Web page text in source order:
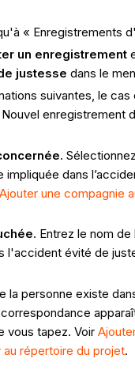
« Enregistrements
un enregistrement
justesse dans le
suivantes, le cas
Nouvel enregistrement
.
impliquée dans
Ajouter une compagnie
. Entrez le nom de
l'accident évité de
la personne existe
vous tapez. Voir
au répertoire du projet.